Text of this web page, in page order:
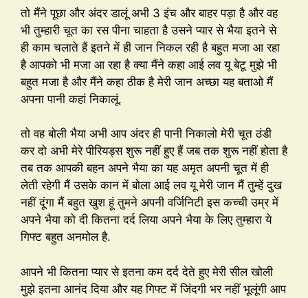
तो मैंने पूछा और अंदर डालूं अभी 3 इंच और बाहर पड़ा है और वह
भी तुम्हारी चूत का रस पीना चाहता है उसने प्यार से भैया इतने से
ही काम चलाते हैं इतने में ही जान निकल रही है बहुत मजा आ रहा
है आपको भी मजा आ रहा है क्या मैंने कहा आई लव यू बेटू मुझे भी
बहुत मजा है और मैंने कहा ठीक है मेरी जान अच्छा यह बताओ मैं
अपना पानी कहां निकालूं.
तो वह बोली भैया अभी आप अंदर ही पानी निकालो मेरी चूत ठंडी
कर दो अभी मेरे पीरियड्स शुरू नहीं हुए हैं जब तक शुरू नहीं होता है
तब तक आपकी बहन अपने भैया का यह अमृत अपनी चूत में ही
लेती रहेगी मैं उसके कान में बोला आई लव यू मेरी जान मैं तुम्हें दुख
नहीं दूंगा मैं बहुत खुश हूं तुमने अपनी वर्जिनिटी इस कच्ची उम्र में
अपने भैया को दी कितना दर्द लिया अपने भैया के लिए तुम्हारा ये
गिफ्ट बहुत अनमोल है.
आपने भी कितना प्यार से इतना कम दर्द देते हुए मेरी सील खोली
मुझे इतना आनंद दिया और यह गिफ्ट में जिंदगी भर नहीं भूलूंगी आप